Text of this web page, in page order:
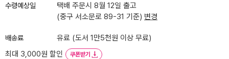
수령예상일
택배 주문시 8월 12일 출고
(중구 서소문로 89-31 기준) 변경
배송료
유료 (도서 1만5천원 이상 무료)
최대 3,000원 할인
쿠폰받기